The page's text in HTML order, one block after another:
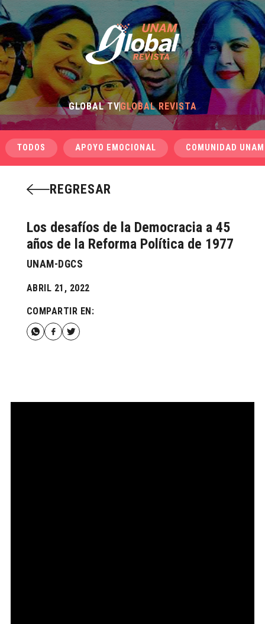
GLOBAL TVGLOBAL REVISTA
TODOS APOYO EMOCIONAL COMUNIDAD UNAM
REGRESAR
Los desafíos de la Democracia a 45
años de la Reforma Política de 1977
UNAM-DGCS
ABRIL 21, 2022
COMPARTIR EN: